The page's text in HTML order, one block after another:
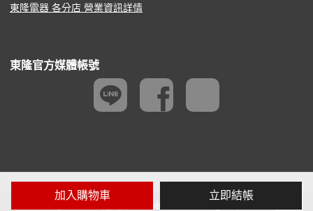
加入購物車 立即結帳
東隆電器 各分店 營業資訊詳情
東隆官方媒體帳號